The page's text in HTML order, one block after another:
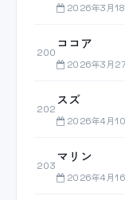
2026年3月18
200
ココア
2026年3月27
202
スズ
2026年4月10
203
マリン
2026年4月16